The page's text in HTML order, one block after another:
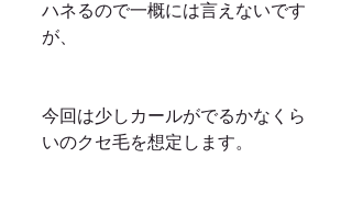
ハネるので一概には言えないです
が、
今回は少しカールがでるかなくら
いのクセ毛を想定します。